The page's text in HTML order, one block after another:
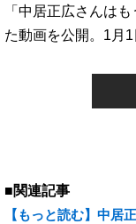
「中居正広さんは
た動画を公開。1月
■関連記事
【もっと読む】中居